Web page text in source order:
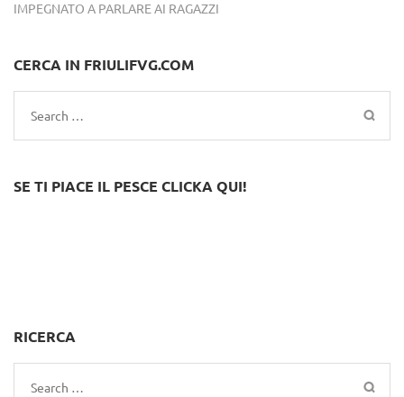
IMPEGNATO A PARLARE AI RAGAZZI
CERCA IN FRIULIFVG.COM
Search
for:
SE TI PIACE IL PESCE CLICKA QUI!
RICERCA
Search